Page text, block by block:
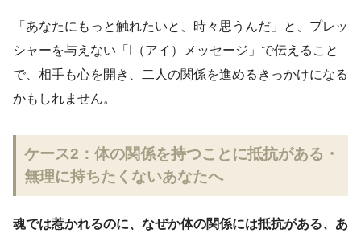
「あなたにもっと触れたいと、時々思うんだ」と、プレッ
シャーを与えない「I（アイ）メッセージ」で伝えること
で、相手も心を開き、二人の関係を進めるきっかけになる
かもしれません。
ケース2：体の関係を持つことに抵抗がある・
無理に持ちたくないあなたへ
魂では惹かれるのに、なぜか体の関係には抵抗がある、あ